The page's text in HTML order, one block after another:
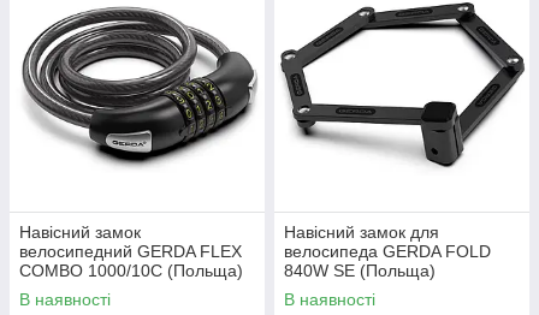
Навісний замок
велосипедний GERDA FLEX
COMBO 1000/10C (Польща)
В наявності
Навісний замок для
велосипеда GERDA FOLD
840W SE (Польща)
В наявності